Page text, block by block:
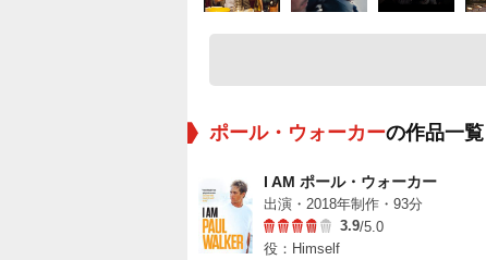
ポール・ウォーカーの作品一覧
I AM ポール・ウォーカー
出演・2018年制作・93分
3.9/5.0
役：Himself